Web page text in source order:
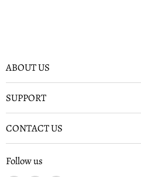
ABOUT US
SUPPORT
CONTACT US
Follow us